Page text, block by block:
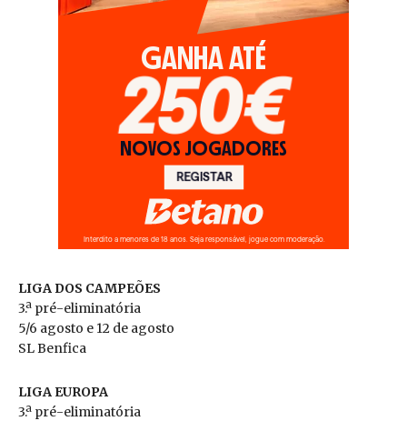
LIGA DOS CAMPEÕES
3.ª pré-eliminatória
5/6 agosto e 12 de agosto
SL Benfica
LIGA EUROPA
3.ª pré-eliminatória